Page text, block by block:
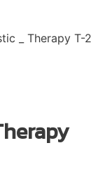
_ Therapy T-2